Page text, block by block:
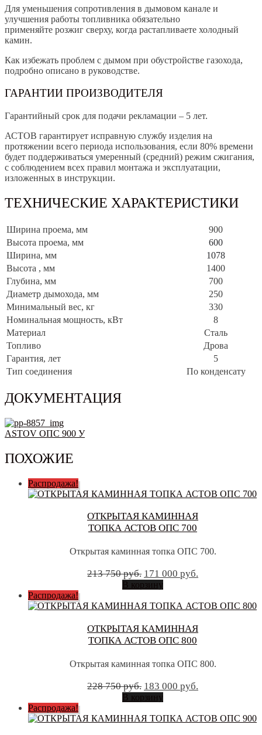
Для уменьшения сопротивления в дымовом канале и
улучшения работы топливника обязательно
применяйте розжиг сверху, когда растапливаете холодный
камин.
Как избежать проблем с дымом при обустройстве газохода,
подробно описано в руководстве.
ГАРАНТИИ ПРОИЗВОДИТЕЛЯ
Гарантийный срок для подачи рекламации – 5 лет.
АСТОВ гарантирует исправную службу изделия на
протяжении всего периода использования, если 80% времени
будет поддерживаться умеренный (средний) режим сжигания,
с соблюдением всех правил монтажа и эксплуатации,
изложенных в инструкции.
ТЕХНИЧЕСКИЕ ХАРАКТЕРИСТИКИ
Ширина проема, мм
900
Высота проема, мм
600
Ширина, мм
1078
Высота , мм
1400
Глубина, мм
700
Диаметр дымохода, мм
250
Минимальный вес, кг
330
Номинальная мощность, кВт
8
Материал
Сталь
Топливо
Дрова
Гарантия, лет
5
Тип соединения
По конденсату
ДОКУМЕНТАЦИЯ
ASTOV ОПС 900 У
ПОХОЖИЕ
Распродажа!
ОТКРЫТАЯ КАМИННАЯ
ТОПКА АСТОВ ОПС 700
Открытая каминная топка ОПС 700.
213 750руб. Первоначальная
цена
составляла
213
750 руб..
171 000 руб.
цена:
000 руб..
В корзину
Распродажа!
ОТКРЫТАЯ КАМИННАЯ
ТОПКА АСТОВ ОПС 800
Открытая каминная топка ОПС 800.
228 750руб. Первоначальная
цена
составляла
228
750 руб..
183 000 руб.
цена:
000 руб..
В корзину
Распродажа!